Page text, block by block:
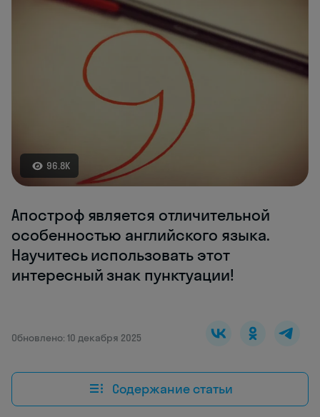
96.8K
Апостроф является отличительной
особенностью английского языка.
Научитесь использовать этот
интересный знак пунктуации!
Обновлено: 10 декабря 2025
Содержание статьи